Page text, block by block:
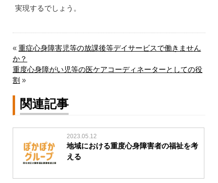
実現するでしょう。
«重症心身障害児等の放課後等デイサービスで働きません
か？
重度心身障がい児等の医ケアコーディネーターとしての役
割 »
関連記事
2023.05.12
地域における重度心身障害者の福祉を考
える